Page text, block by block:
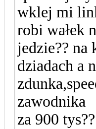
wklej mi
robi wałek
jedzie?? na
dziadach a
zawodnika
za 900